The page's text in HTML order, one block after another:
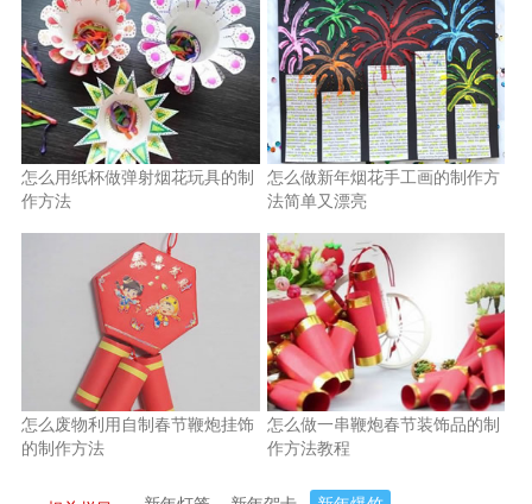
怎么用纸杯做弹射烟花玩具的制
作方法
怎么做新年烟花手工画的制作方
法简单又漂亮
怎么废物利用自制春节鞭炮挂饰
的制作方法
怎么做一串鞭炮春节装饰品的制
作方法教程